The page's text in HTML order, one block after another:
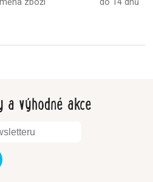
zboží
do 14 dnů
výhodné akce